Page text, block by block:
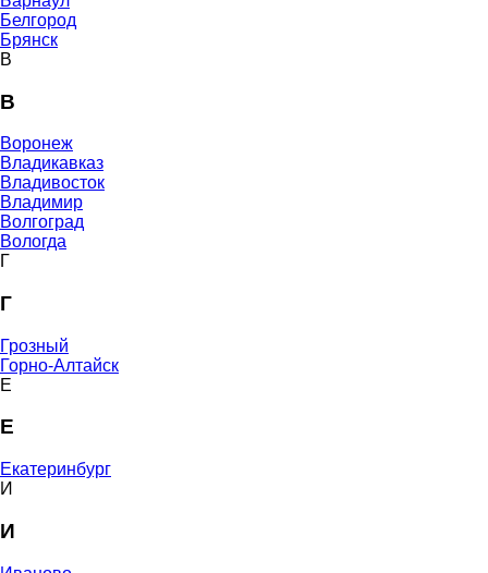
Белгород
Брянск
В
В
Воронеж
Владикавказ
Владивосток
Владимир
Волгоград
Вологда
Г
Г
Грозный
Горно-Алтайск
Е
Е
Екатеринбург
И
И